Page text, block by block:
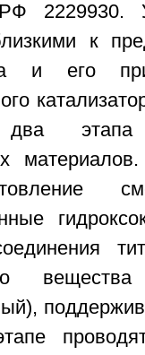
2229930.
к
и его
этапа